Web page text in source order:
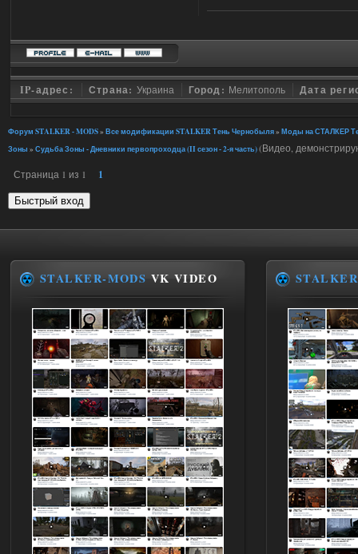
IP-адрес: Страна: Украина Город: Мелитополь Дата
Форум STALKER - MODS» Все модификации STALKER Тень Чернобыля» Моды на СТАЛКЕР
Зоны » Судьба Зоны - Дневники первопроходца (II сезон - 2-я часть)(Видео,
Страница 1 из 1 1
STALKER-MODS VK VIDEO